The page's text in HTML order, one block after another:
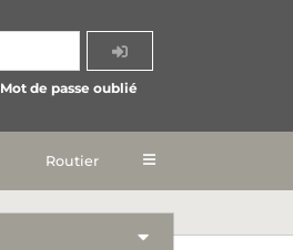
Mot de passe oublié
Routier